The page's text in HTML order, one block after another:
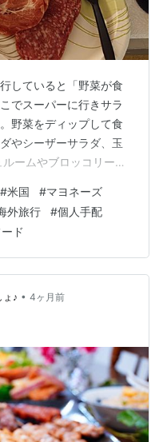
していると「野菜が食
でスーパーに行きサラ
野菜をディップして食
やシーザーサラダ、玉
ームやブロッコリー
たピクルスもあればな
ダは、シーザーサラ
キ感とわずかな苦みを
ラダよりも美味い。 日
ることがあるロメイン
合うように苦みを…
#米国 #マヨネーズ
外旅行 #個人手配
ド
ょ♪ • 4ヶ月前